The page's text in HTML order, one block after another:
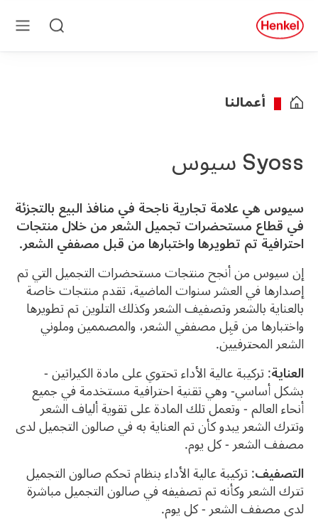
Skip to main content
Skip to footer
quick
search
أعمالنا
Syoss سيوس
سيوس هي علامة تجارية ناجحة في منافذ البيع بالتجزئة
في قطاع مستحضرات تجميل الشعر من خلال منتجات
احترافية تم تطويرها واختبارها من قبل مصففي الشعر.
إن سيوس من أنجح منتجات مستحضرات التجميل التي تم
إصدارها في العشر سنوات الماضية، تقدم منتجات خاصة
بالعناية بالشعر وتصفيف الشعر وكذلك التلوين تم تطويرها
واختبارها من قبِل مصففي الشعر، والمصممين وملوني
الشعر المحترفيين.
العناية: تركيبة عالية الأداء تحتوي على مادة الكيراتين -
بشكل أساسي- وهي تقنية احترافية مستخدمة في جميع
أنحاء العالم - وتعمل تلك المادة على تقوية ألياف الشعر
وتترك الشعر يبدو كأن تم العناية به في صالون التجميل لدى
مصفف الشعر - كل يوم.
التصفيف: تركيبة عالية الأداء بنظام تحكم صالون التجميل
تترك الشعر وكأنه تم تصفيفه في صالون التجميل مباشرة
لدى مصفف الشعر - كل يوم.